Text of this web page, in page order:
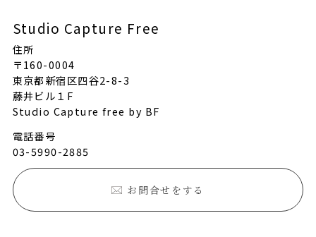
Studio Capture Free
住所
〒160-0004
東京都新宿区四谷2-8-3
藤井ビル１F
Studio Capture free by BF
電話番号
03-5990-2885
お問合せをする